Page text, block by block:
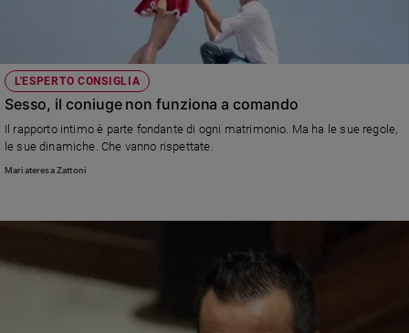
L'ESPERTO CONSIGLIA
Sesso, il coniuge non funziona a comando
Il rapporto intimo è parte fondante di ogni matrimonio. Ma ha le sue regole,
le sue dinamiche. Che vanno rispettate.
Mariateresa Zattoni